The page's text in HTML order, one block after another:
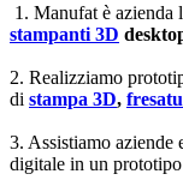
1. Manufat è azienda
stampanti 3D
2. Realizziamo
di stampa 3D,
3. Assistiamo aziende
digitale in un